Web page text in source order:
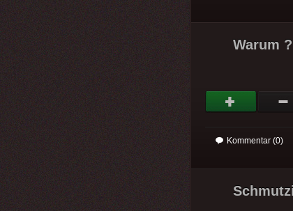
Warum ?
Kommentar (0)